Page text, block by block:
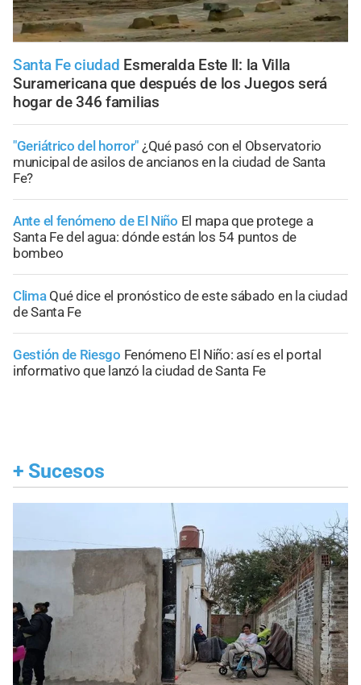
Santa Fe ciudad Esmeralda Este II: la Villa
Suramericana que después de los Juegos será
hogar de 346 familias
"Geriátrico del horror" ¿Qué pasó con el Observatorio
municipal de asilos de ancianos en la ciudad de Santa
Fe?
Ante el fenómeno de El Niño El mapa que protege a
Santa Fe del agua: dónde están los 54 puntos de
bombeo
Clima Qué dice el pronóstico de este sábado en la ciudad
de Santa Fe
Gestión de Riesgo Fenómeno El Niño: así es el portal
informativo que lanzó la ciudad de Santa Fe
+ Sucesos